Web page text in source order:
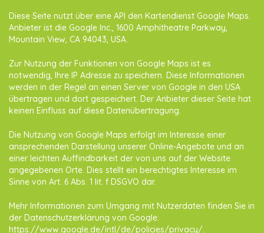
Diese Seite nutzt über eine API den Kartendienst Google Maps.
Anbieter ist die Google Inc., 1600 Amphitheatre Parkway,
Mountain View, CA 94043, USA.
Zur Nutzung der Funktionen von Google Maps ist es
notwendig, Ihre IP Adresse zu speichern. Diese Informationen
werden in der Regel an einen Server von Google in den USA
übertragen und dort gespeichert. Der Anbieter dieser Seite hat
keinen Einfluss auf diese Datenübertragung.
Die Nutzung von Google Maps erfolgt im Interesse einer
ansprechenden Darstellung unserer Online-Angebote und an
einer leichten Auffindbarkeit der von uns auf der Website
angegebenen Orte. Dies stellt ein berechtigtes Interesse im
Sinne von Art. 6 Abs. 1 lit. f DSGVO dar.
Mehr Informationen zum Umgang mit Nutzerdaten finden Sie in
der Datenschutzerklärung von Google:
https://www.google.de/intl/de/policies/privacy/.